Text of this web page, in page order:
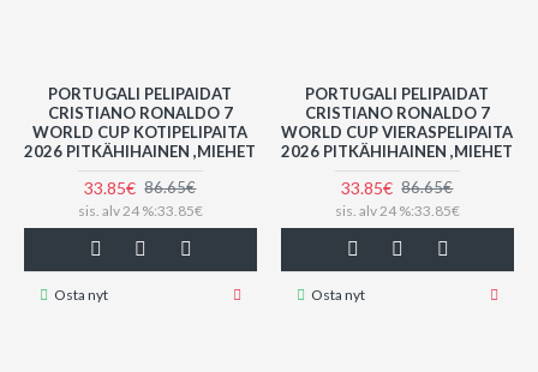
PORTUGALI PELIPAIDAT
CRISTIANO RONALDO 7
WORLD CUP KOTIPELIPAITA
2026 PITKÄHIHAINEN ,MIEHET
33.85€ 86.65€
sis. alv 24 %:33.85€
Osta nyt
PORTUGALI PELIPAIDAT
CRISTIANO RONALDO 7
WORLD CUP VIERASPELIPAITA
2026 PITKÄHIHAINEN ,MIEHET
33.85€ 86.65€
sis. alv 24 %:33.85€
Osta nyt